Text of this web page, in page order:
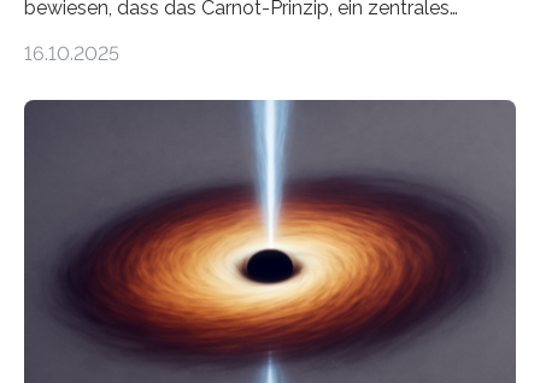
bewiesen, dass das Carnot-Prinzip, ein zentrales
Größenordnung von Atomen gilt, deren physikalische
Quantenmotoren voranbringen. Das
Wissenschaftsjournal Science Advances veröffentlichte
die Herleitung. (DOI: 10.1126/sciadv.adw8462)
Verbrennungsmotoren oder Dampfturbinen sind
Wärmekraftmaschinen: Sie wandeln thermische
Energie in mechanische Bewegung um – oder anders
ausgedrückt, Wärme in Bewegung. In
16.10.2025